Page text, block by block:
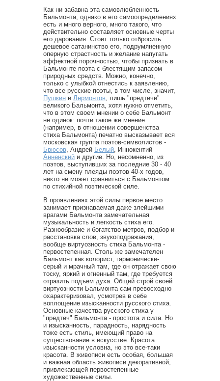
Как ни забавна эта самовлюбленность
Бальмонта, однако в его самоопределениях
есть и много верного, много такого, что
действительно составляет основные черты
его дарования. Стоит только отбросить
дешевое сатанинство его, подрумяненную
оперную страстность и желание напугать
эффектной порочностью, чтобы признать в
Бальмонте поэта с блестящим запасом
природных средств. Можно, конечно,
только с улыбкой отнестись к заявлению,
что все русские поэты, в том числе, значит,
Пушкин и Лермонтов , лишь "предтечи"
великого Бальмонта, хотя нужно отметить,
что в этом своем мнении о себе Бальмонт
не одинок: почти такое же мнение
(например, в отношении совершенства
стиха Бальмонта) печатно высказывает вся
московская группа поэтов-символистов -
Брюсов , Андрей Белый , Иннокентий
Анненский и другие. Но, несомненно, из
поэтов, выступивших за последние 30 - 40
лет на смену плеяды поэтов 40-х годов,
никто не может сравниться с Бальмонтом
по стихийной поэтической силе.
В проявлениях этой силы первое место
занимает признаваемая даже злейшими
врагами Бальмонта замечательная
музыкальность и легкость стиха его.
Разнообразие и богатство метров, подбор и
расстановка слов, звукоподражания,
вообще виртуозность стиха Бальмонта -
первостепенная. Столь же замечателен
Бальмонт как колорист, гармонически-
серый и мрачный там, где он отражает свою
тоску, яркий и огненный там, где требуется
отразить подъем духа. Общий строй своей
виртуозности Бальмонта сам превосходно
охарактеризовал, усмотрев в себе
воплощение изысканности русского стиха.
Основные качества русского стиха у
"предтеч" Бальмонта - простота и сила. Но
и изысканность, парадность, нарядность
тоже есть стиль, имеющий право на
существование в искусстве. Красота
изысканности условна, но это все-таки
красота. В живописи есть особая, большая
и важная область живописи декоративной,
привлекающей первостепенные
художественные силы.